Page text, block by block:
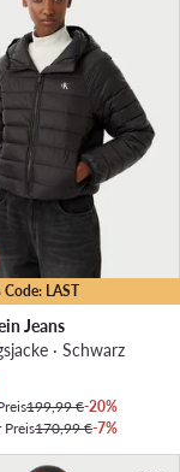
LAST
Jeans
· Schwarz
199,99 €-20%
Preis170,99 €-7%